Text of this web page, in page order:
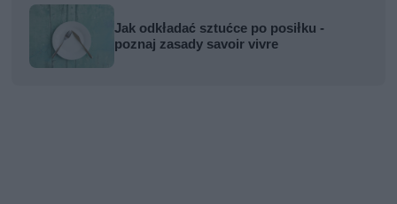
Jak odkładać sztućce po posiłku -
poznaj zasady savoir vivre